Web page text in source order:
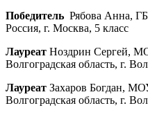
Победитель Рябова Анна,
Россия, г. Москва, 5 класс
Лауреат Ноздрин Сергей,
Волгоградская область, г.
Лауреат Захаров Богдан,
Волгоградская область, г.